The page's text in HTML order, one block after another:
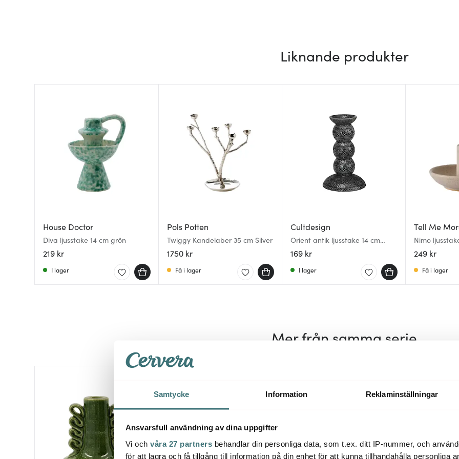
Samtycke Information Reklaminställningar
Ansvarsfull användning av dina uppgifter
Vi och våra 27 partners behandlar din personliga data, som t.ex. ditt IP-nummer, och
för att lagra och få tillgång till information på din enhet för att kunna tillhandahålla personliga
Liknande produkter
House Doctor
Diva ljusstake 14 cm grön
219 kr
I lager
Pols Potten
Twiggy Kandelaber 35 cm Silver
1750 kr
Få i lager
Cultdesign
Orient antik ljusstake 14 cm
asfalt
169 kr
I lager
Tell Me
Nimo
249 kr
Få i lager
Mer från samma serie